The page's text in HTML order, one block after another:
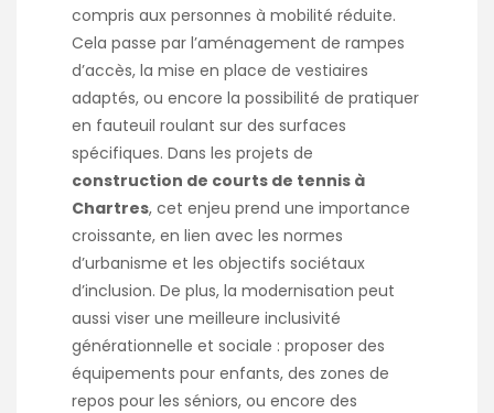
compris aux personnes à mobilité réduite.
Cela passe par l’aménagement de rampes
d’accès, la mise en place de vestiaires
adaptés, ou encore la possibilité de pratiquer
en fauteuil roulant sur des surfaces
spécifiques. Dans les projets de
construction de courts de tennis à
Chartres, cet enjeu prend une importance
croissante, en lien avec les normes
d’urbanisme et les objectifs sociétaux
d’inclusion. De plus, la modernisation peut
aussi viser une meilleure inclusivité
générationnelle et sociale : proposer des
équipements pour enfants, des zones de
repos pour les séniors, ou encore des